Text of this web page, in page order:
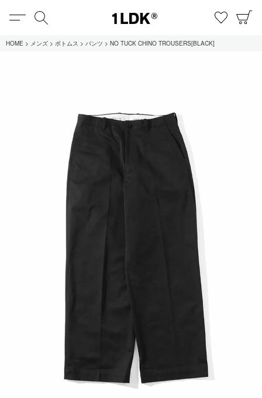
MENU お気に
全てのアイテム
1LDK STAND
HOME メンズ ボトムス パンツ NO TUCK CHINO TROUSERS[BLACK]